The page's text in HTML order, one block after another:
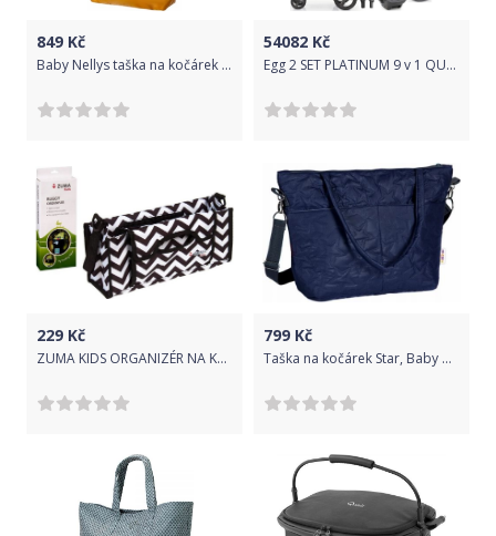
849 Kč
Baby Nellys taška na kočárek STYLE, hořčice
54082 Kč
Egg 2 SET PLATINUM 9 v 1 QUARTZ / Gun metal, kočárek, korba, autosedačka, multiadaptér, batoh, držák nápojů, zvyš.adaptér, báze
229 Kč
ZUMA KIDS ORGANIZÉR NA KOČÁREK ZIGZAG
799 Kč
Taška na kočárek Star, Baby Nellys - tm. modrá